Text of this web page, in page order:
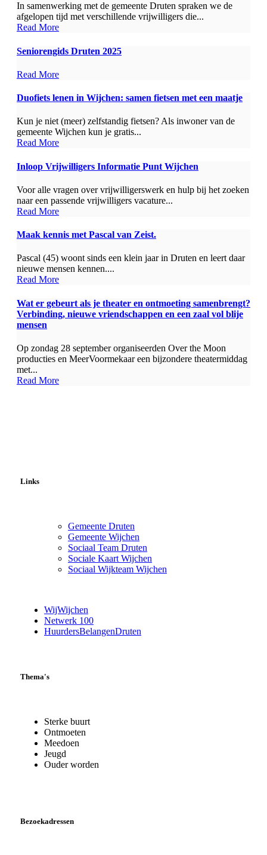
In samenwerking met de gemeente Druten spraken we de
afgelopen tijd met verschillende vrijwilligers die...
Read More
Seniorengids Druten 2025
Read More
Duofiets lenen in Wijchen: samen fietsen met een maatje
Kun je niet (meer) zelfstandig fietsen? Als inwoner van de
gemeente Wijchen kun je gratis...
Read More
Inloop Vrijwilligers Informatie Punt Wijchen
Voor alle vragen over vrijwilligerswerk en hulp bij het zoeken
naar een passende vrijwilligers vacature...
Read More
Maak kennis met Pascal van Zeist.
Pascal (45) woont sinds een klein jaar in Druten en leert daar
nieuwe mensen kennen....
Read More
Wat er gebeurt als je theater en ontmoeting samenbrengt?
Verbinding, nieuwe vriendschappen en een zaal vol blije
mensen
Op zondag 28 september organiseerden Over the Moon
producties en MeerVoormekaar een bijzondere theatermiddag
met...
Read More
Links
Gemeente Druten
Gemeente Wijchen
Sociaal Team Druten
Sociale Kaart Wijchen
Sociaal Wijkteam Wijchen
WijWijchen
Netwerk 100
HuurdersBelangenDruten
Thema's
Sterke buurt
Ontmoeten
Meedoen
Jeugd
Ouder worden
Bezoekadressen